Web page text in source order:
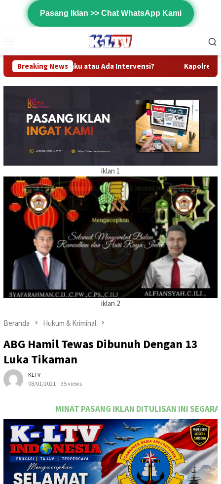
Pasang Iklan >> Chat WhatsApp Kami
Mobile
Breaking News
Ada Intervensi? Kapolres Kapuas Hulu Yang Baru
iklan 1
iklan 2
Beranda Hukum & Kriminal
ABG Hamil Tewas Dibunuh Dengan 13
Luka Tikaman
KLTV
08/01/2021
35 views
IKLAN DITULISAN INI SEGARA HUBUNGI TEAM